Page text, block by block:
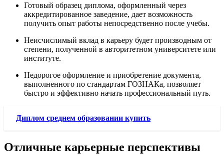
Готовый образец диплома, оформленный через
аккредитированное заведение, дает возможность
получить опыт работы непосредственно после учебы.
Неисчислимый вклад в карьеру будет производным от
степени, полученной в авторитетном университете или
институте.
Недорогое оформление и приобретение документа,
выполненного по стандартам ГОЗНАКа, позволяет
быстро и эффективно начать профессиональный путь.
Диплом среднем образовании купить
Отличные карьерные перспективы